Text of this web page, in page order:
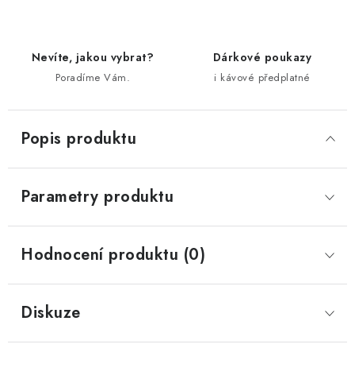
Nevíte, jakou vybrat?
Poradíme Vám.
Dárkové poukazy
i kávové předplatné
Popis produktu
Parametry produktu
Hodnocení produktu (0)
Diskuze